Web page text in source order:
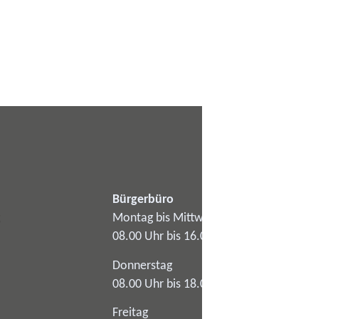
Bürgerbüro
Montag bis Mittwoch
08.00 Uhr bis 16.00 Uhr
Donnerstag
08.00 Uhr bis 18.00 Uhr
Freitag